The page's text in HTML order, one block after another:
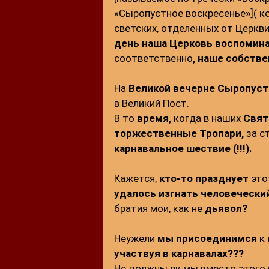
«Сыропустное воскресенье»](
светских, отделенных от
день наша Церковь
соответственно, наше
НаВеликой вечерне
в Великий Пост.
В то время,когда в наших
торжественные Тропари,за
карнавальное шествие (!!!).
Кажется, кто-то празднует
удалось изгнать
братия мои, как не дьявол?
Неужели мы присоединимся к
участвуя в карнавалах???